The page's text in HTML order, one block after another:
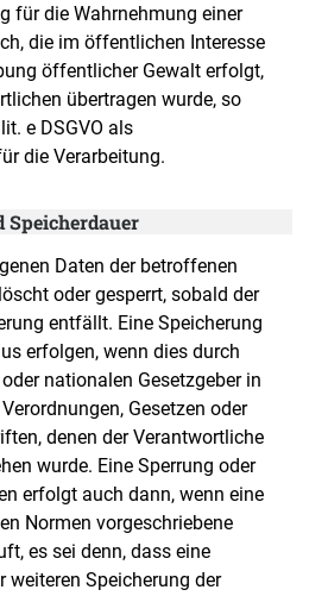
für die Wahrnehmung einer
die im öffentlichen Interesse
öffentlicher Gewalt erfolgt,
übertragen wurde, so
e DSGVO als
die Verarbeitung.
Speicherdauer
Daten der betroffenen
oder gesperrt, sobald der
entfällt. Eine Speicherung
erfolgen, wenn dies durch
nationalen Gesetzgeber in
Gesetzen oder
denen der Verantwortliche
wurde. Eine Sperrung oder
erfolgt auch dann, wenn eine
Normen vorgeschriebene
es sei denn, dass eine
weiteren Speicherung der